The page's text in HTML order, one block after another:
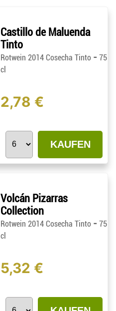
Castillo de Maluenda
Tinto
Rotwein 2014 Cosecha Tinto -75
cl
2,78 €
KAUFEN
Volcán Pizarras
Collection
Rotwein 2014 Cosecha Tinto -75
cl
5,32 €